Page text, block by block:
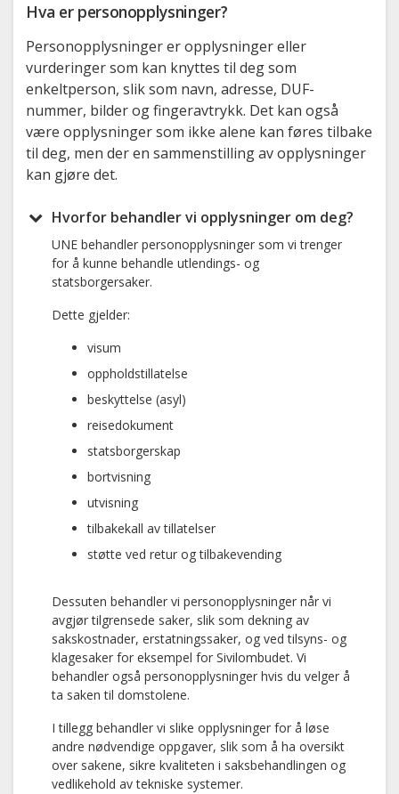
Hva er personopplysninger?
Personopplysninger er opplysninger eller
vurderinger som kan knyttes til deg som
enkeltperson, slik som navn, adresse, DUF-
nummer, bilder og fingeravtrykk. Det kan også
være opplysninger som ikke alene kan føres tilbake
til deg, men der en sammenstilling av opplysninger
kan gjøre det.
Hvorfor behandler vi opplysninger om deg?
UNE behandler personopplysninger som vi trenger
for å kunne behandle utlendings- og
statsborgersaker.
Dette gjelder:
visum
oppholdstillatelse
beskyttelse (asyl)
reisedokument
statsborgerskap
bortvisning
utvisning
tilbakekall av tillatelser
støtte ved retur og tilbakevending
Dessuten behandler vi personopplysninger når vi
avgjør tilgrensede saker, slik som dekning av
sakskostnader, erstatningssaker, og ved tilsyns- og
klagesaker for eksempel for Sivilombudet. Vi
behandler også personopplysninger hvis du velger å
ta saken til domstolene.
I tillegg behandler vi slike opplysninger for å løse
andre nødvendige oppgaver, slik som å ha oversikt
over sakene, sikre kvaliteten i saksbehandlingen og
vedlikehold av tekniske systemer.